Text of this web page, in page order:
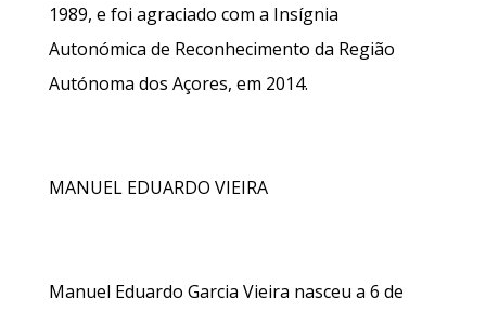
1989, e foi agraciado com a Insígnia
Autonómica de Reconhecimento da Região
Autónoma dos Açores, em 2014.
MANUEL EDUARDO VIEIRA
Manuel Eduardo Garcia Vieira nasceu a 6 de